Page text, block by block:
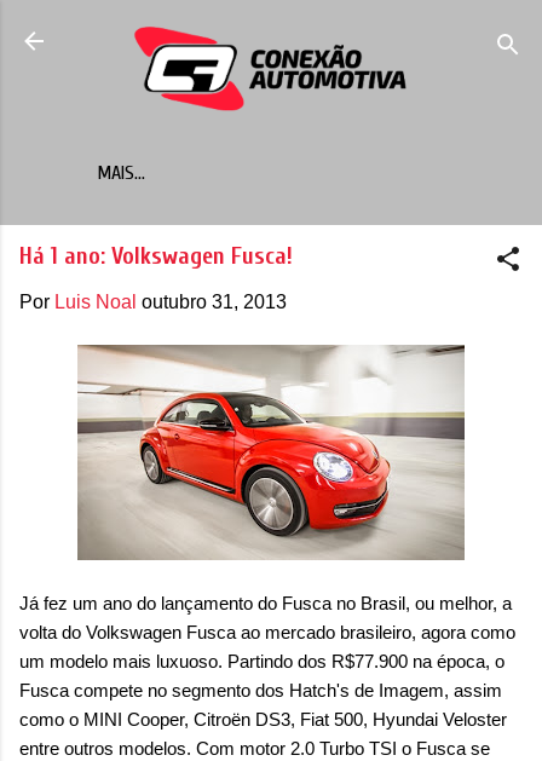
Pular para o conteúdo principal
MAIS…
Há 1 ano: Volkswagen Fusca!
Por Luis Noal outubro 31, 2013
Já fez um ano do lançamento do Fusca no Brasil, ou melhor, a
volta do Volkswagen Fusca ao mercado brasileiro, agora como
um modelo mais luxuoso. Partindo dos R$77.900 na época, o
Fusca compete no segmento dos Hatch's de Imagem, assim
como o MINI Cooper, Citroën DS3, Fiat 500, Hyundai Veloster
entre outros modelos. Com motor 2.0 Turbo TSI o Fusca se